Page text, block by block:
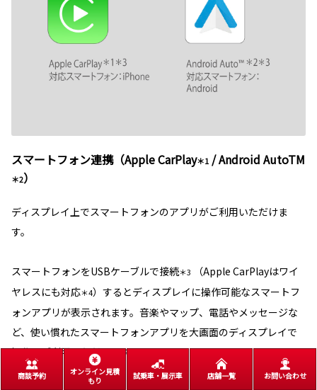
スマートフォン連携（Apple CarPlay＊1 / Android AutoTM
＊2）
ディスプレイ上でスマートフォンのアプリがご利用いただけま
す。
スマートフォンをUSBケーブルで接続＊3
（Apple CarPlayはワイ
ヤレスにも対応＊4）するとディスプレイに操作可能なスマートフ
ォンアプリが表示されます。音楽やマップ、電話やメッセージな
ど、使い慣れたスマートフォンアプリを大画面のディスプレイで
操作、ご利用いただけます。
商談予約
オンライン見積
もり
試乗車・展示車 店舗一覧 お問い合わせ